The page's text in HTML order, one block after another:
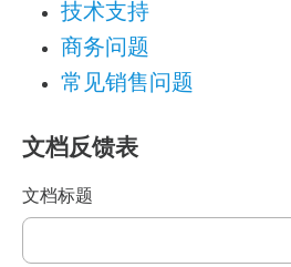
技术支持
商务问题
常见销售问题
文档反馈表
文档标题